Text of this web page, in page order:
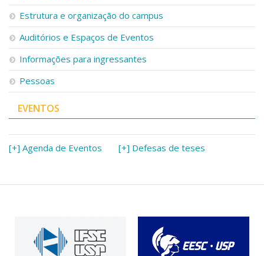
Estrutura e organização do campus
Auditórios e Espaços de Eventos
Informações para ingressantes
Pessoas
EVENTOS
[+] Agenda de Eventos [+] Defesas de teses